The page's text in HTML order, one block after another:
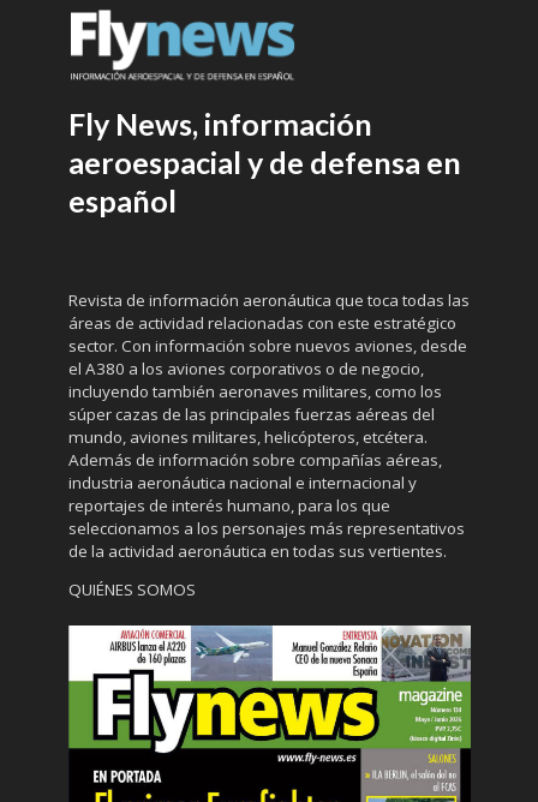
Fly News, información
aeroespacial y de defensa en
español
Revista de información aeronáutica que toca todas las
áreas de actividad relacionadas con este estratégico
sector. Con información sobre nuevos aviones, desde
el A380 a los aviones corporativos o de negocio,
incluyendo también aeronaves militares, como los
súper cazas de las principales fuerzas aéreas del
mundo, aviones militares, helicópteros, etcétera.
Además de información sobre compañías aéreas,
industria aeronáutica nacional e internacional y
reportajes de interés humano, para los que
seleccionamos a los personajes más representativos
de la actividad aeronáutica en todas sus vertientes.
QUIÉNES SOMOS